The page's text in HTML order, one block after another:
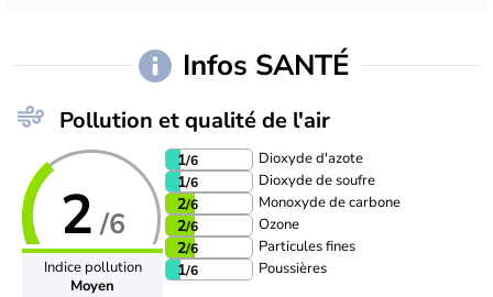
Infos SANTÉ
Pollution et qualité de l'air
2 /6
Indice pollution
Moyen
1/6 Dioxyde d'azote
1/6 Dioxyde de soufre
2/6 Monoxyde de carbone
2/6 Ozone
2/6 Particules fines
1/6 Poussières